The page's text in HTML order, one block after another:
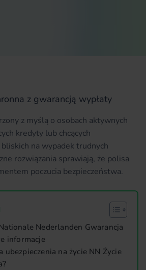
z gwarancją wypłaty
z myślą o osobach aktywnych
kredyty lub chcących
na wypadek trudnych
rozwiązania sprawiają, że polisa
poczucia bezpieczeństwa.
Nederlanden Gwarancja
informacje
ubezpieczenia na życie NN Życie